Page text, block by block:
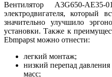
Вентилятор A3G650-
электродвигателя, который
значительно улучшило
установки. Также к
Ebmpapst можно отнести:
легкий монтаж;
низкий перепад
масс;